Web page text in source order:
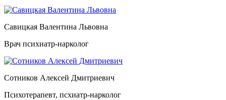
Савицкая Валентина Львовна
Врач психиатр-нарколог
Сотников Алексей Дмитриевич
Психотерапевт, псхиатр-нарколог